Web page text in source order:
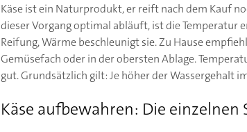
Käse ist ein Naturprodukt, er reift nach dem Kauf
dieser Vorgang optimal abläuft, ist die Temperatur
Reifung, Wärme beschleunigt sie. Zu Hause
Gemüsefach oder in der obersten Ablage.
gut. Grundsätzlich gilt: Je höher der Wassergehalt
Käse aufbewahren: Die einzelnen